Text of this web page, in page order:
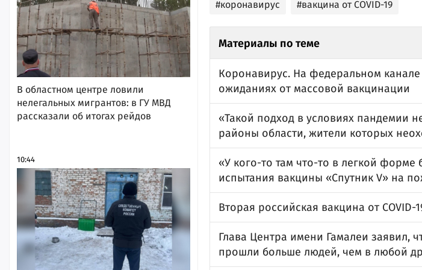
В областном центре ловили
нелегальных мигрантов: в ГУ МВД
рассказали об итогах рейдов
10:44
#коронавирус #вакцина от COVID-19
Материалы по теме
Коронавирус. На федеральном
ожиданиях от массовой вакцинации
«Такой подход в условиях пандемии
районы области, жители которых
«У кого-то там что-то в легкой форме
испытания вакцины «Спутник V» на
Вторая российская вакцина от
Глава Центра имени Гамалеи заявил,
прошли больше людей, чем в любой